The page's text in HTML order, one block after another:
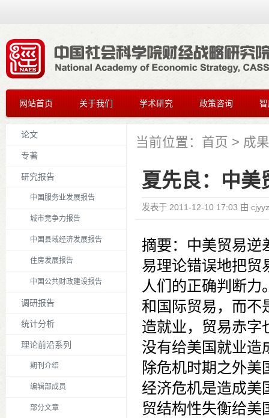
网站首页 关于我们 学术研究 政策咨询
论文
专著
研究报告
中国服务业发展报告
城市竞争力报告
中国县域经济发展报告
住房发展报告
中国公共财政建设报告
调研报告
统计分析
理论前沿系列
期刊介绍
编辑部成员
部分文章
当前位置： 首页 > 成果
夏先良：中美
发表于 2011-12-10 17:03 由
摘要：中美贸易逆
易理论错误地把贸
人们的正确判断力
和国际贸易，而不
造就业，贸易赤字
没有给美国就业造
除危机时期之外
经济危机是造成美
贸结构性失衡给美